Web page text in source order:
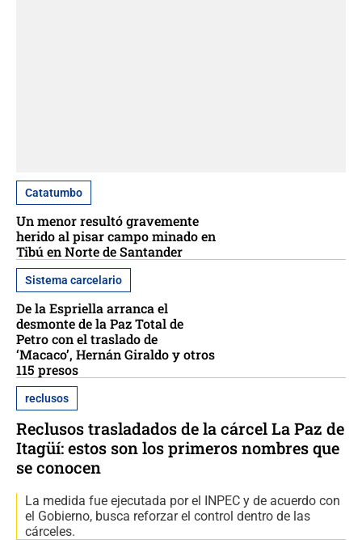
Catatumbo
Un menor resultó gravemente
herido al pisar campo minado en
Tibú en Norte de Santander
Sistema carcelario
De la Espriella arranca el
desmonte de la Paz Total de
Petro con el traslado de
‘Macaco’, Hernán Giraldo y otros
115 presos
reclusos
Reclusos trasladados de la cárcel La Paz de
Itagüí: estos son los primeros nombres que
se conocen
La medida fue ejecutada por el INPEC y de acuerdo con
el Gobierno, busca reforzar el control dentro de las
cárceles.